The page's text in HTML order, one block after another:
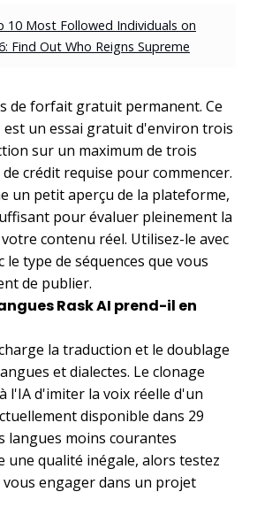
10 Most Followed Individuals on
Find Out Who Reigns Supreme
de forfait gratuit permanent. Ce
est un essai gratuit d'environ trois
sur un maximum de trois
crédit requise pour commencer.
un petit aperçu de la plateforme,
pour évaluer pleinement la
contenu réel. Utilisez-le avec
le type de séquences que vous
de publier.
Rask AI prend-il en
la traduction et le doublage
et dialectes. Le clonage
l'IA d'imiter la voix réelle d'un
disponible dans 29
langues moins courantes
une qualité inégale, alors testez
engager dans un projet